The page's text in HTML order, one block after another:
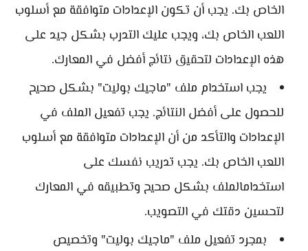
الخاص بك. يجب أن تكون الإعدادات متوافقة مع أسلوب
اللعب الخاص بك، ويجب عليك التدرب بشكل جيد على
هذه الإعدادات لتحقيق نتائج أفضل في المعارك.
يجب استخدام ملف "ماجيك بوليت" بشكل صحيح
للحصول على أفضل النتائج. يجب تفعيل الملف في
الإعدادات والتأكد من أن الإعدادات متوافقة مع أسلوب
اللعب الخاص بك. يجب تدريب نفسك على
استخدامالملف بشكل صحيح وتطبيقه في المعارك
لتحسين دقتك في التصويب.
بمجرد تفعيل ملف "ماجيك بوليت" وتخصيص